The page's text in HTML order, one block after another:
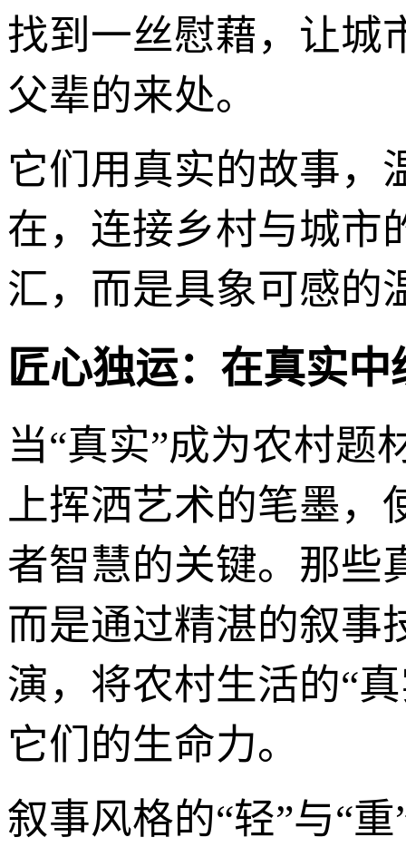
找到一丝慰藉，让城
父辈的来处。
它们用真实的故事，
在，连接乡村与城市
汇，而是具象可感的
匠心独运：在真实
当“真实”成为农村题
上挥洒艺术的笔墨，
者智慧的关键。那些
而是通过精湛的叙事
演，将农村生活的“
它们的生命力。
叙事风格的“轻”与“